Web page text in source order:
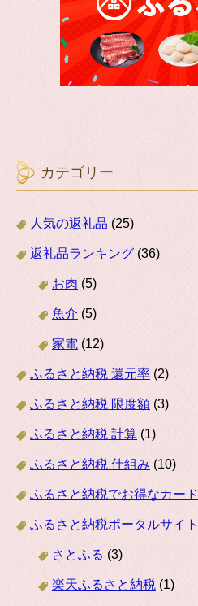
カテゴリー
人気の返礼品 (25)
返礼品ランキング (36)
お肉 (5)
魚介 (5)
家電 (12)
ふるさと納税 還元率 (2)
ふるさと納税 限度額 (3)
ふるさと納税 計算 (1)
ふるさと納税 仕組み (10)
ふるさと納税でお得なカード
ふるさと納税ポータルサイト
さとふる (3)
楽天ふるさと納税 (1)